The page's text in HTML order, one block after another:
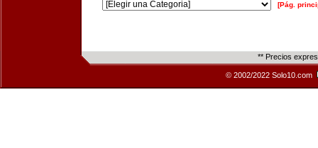
[Pág.
** Precios
© 2002/2022 Solo10.com